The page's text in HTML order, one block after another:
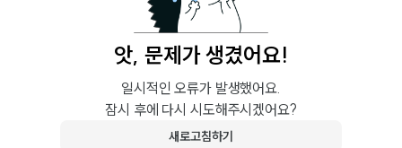
앗, 문제가 생겼어요!
일시적인 오류가 발생했어요.
잠시 후에 다시 시도해주시겠어요?
새로고침하기